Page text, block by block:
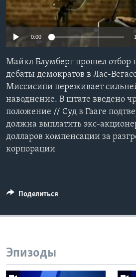
Learning English
СОЦИАЛЬНЫЕ СЕТИ
Языки
0:00
Майкл Блумберг прошел отбор
дебаты демократов в Лас-
Миссисипи переживает
наводнение. В штате введено
положение // Суд в Гааге
должна выплатить экс-
долларов компенсации за
корпорации
Поделиться
Эпизоды